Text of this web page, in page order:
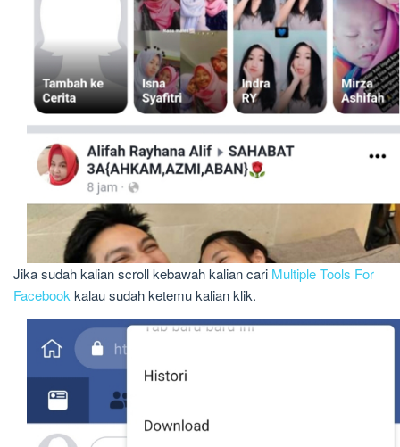
Jika sudah kalian scroll kebawah kalian cari Multiple Tools For
Facebookkalau sudah ketemu kalian klik.